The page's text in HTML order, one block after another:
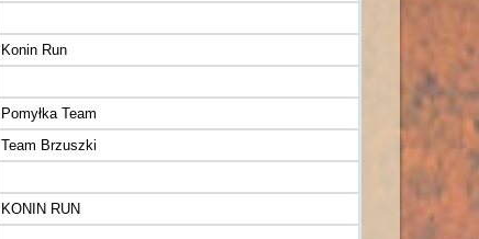
Konin Run
Pomyłka Team
Team Brzuszki
KONIN RUN